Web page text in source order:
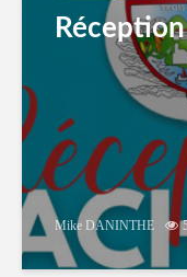
Mike DANINTHE